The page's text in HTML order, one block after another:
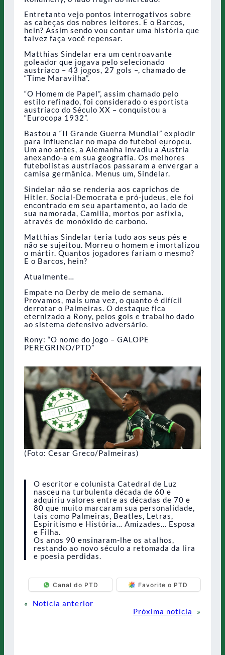
Entretanto vejo pontos interrogativos sobre
as cabeças dos nobres leitores. E o Barcos,
hein? Assim sendo vou contar uma história que
talvez faça você repensar.
Matthias Sindelar era um centroavante
goleador que jogava pelo selecionado
austríaco – 43 jogos, 27 gols –, chamado de
“Time Maravilha”.
“O Homem de Papel”, assim chamado pelo
estilo refinado, foi considerado o esportista
austríaco do Século XX – conquistou a
“Eurocopa 1932”.
Bastou a “II Grande Guerra Mundial” explodir
para influenciar no mapa do futebol europeu.
Um ano antes, a Alemanha invadiu a Áustria
anexando-a em sua geografia. Os melhores
futebolistas austríacos passaram a envergar a
camisa germânica. Menus um, Sindelar.
Sindelar não se renderia aos caprichos de
Hitler. Social-Democrata e pró-judeus, ele foi
encontrado em seu apartamento, ao lado de
sua namorada, Camilla, mortos por asfixia,
através de monóxido de carbono.
Matthias Sindelar teria tudo aos seus pés e
não se sujeitou. Morreu o homem e imortalizou
o mártir. Quantos jogadores fariam o mesmo?
E o Barcos, hein?
Atualmente…
Empate no Derby de meio de semana.
Provamos, mais uma vez, o quanto é difícil
derrotar o Palmeiras. O destaque fica
eternizado a Rony, pelos gols e trabalho dado
ao sistema defensivo adversário.
Rony: “O nome do jogo – GALOPE
PEREGRINO/PTD”
(Foto: Cesar Greco/Palmeiras)
O escritor e colunista Catedral de Luz
nasceu na turbulenta década de 60 e
adquiriu valores entre as décadas de 70 e
80 que muito marcaram sua personalidade,
tais como Palmeiras, Beatles, Letras,
Espiritismo e História… Amizades… Esposa
e Filha.
Os anos 90 ensinaram-lhe os atalhos,
restando ao novo século a retomada da lira
e poesia perdidas.
Canal do PTD Favorite o PTD
«
Notícia anterior
Próxima notícia
»